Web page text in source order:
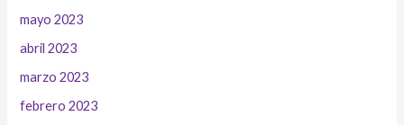
mayo 2023
abril 2023
marzo 2023
febrero 2023